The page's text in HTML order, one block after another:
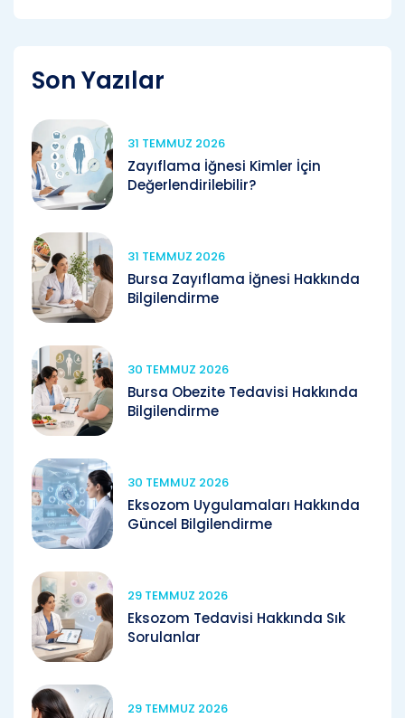
Son Yazılar
31 TEMMUZ 2026
Zayıflama İğnesi Kimler İçin
Değerlendirilebilir?
31 TEMMUZ 2026
Bursa Zayıflama İğnesi Hakkında
Bilgilendirme
30 TEMMUZ 2026
Bursa Obezite Tedavisi Hakkında
Bilgilendirme
30 TEMMUZ 2026
Eksozom Uygulamaları Hakkında
Güncel Bilgilendirme
29 TEMMUZ 2026
Eksozom Tedavisi Hakkında Sık
Sorulanlar
29 TEMMUZ 2026